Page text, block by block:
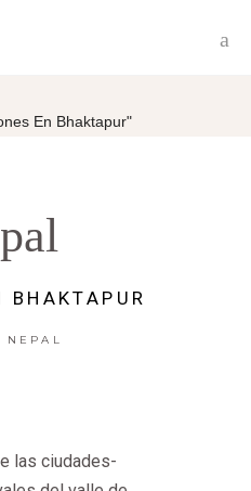
En Bhaktapur"
BHAKTAPUR
NEPAL
las ciudades-